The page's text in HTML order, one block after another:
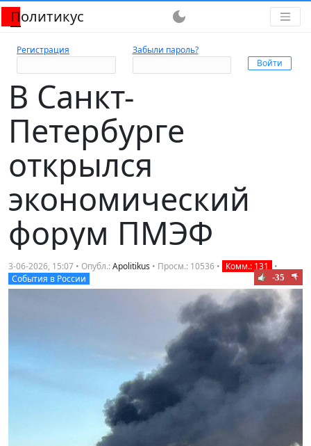
Политикус dark_mode
Регистрация Забыли пароль?
В Санкт-
Петербурге
открылся
экономический
форум ПМЭФ
3-06-2026, 15:07 • Опубл.:Apolitikus • Просм.: 10536 • Комм.: 131
•
События в России
-35